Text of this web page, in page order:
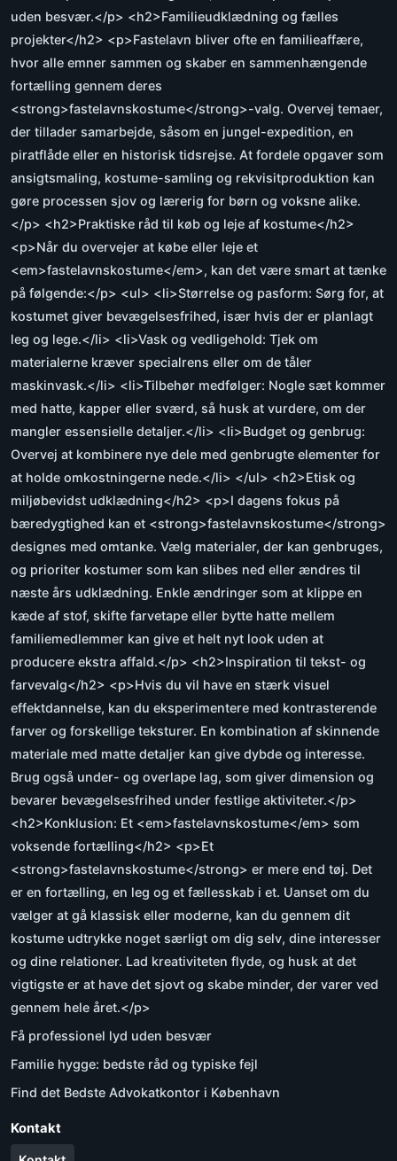
uden besvær.</p> <h2>Familieudklædning og fælles
projekter</h2> <p>Fastelavn bliver ofte en familieaffære,
hvor alle emner sammen og skaber en sammenhængende
fortælling gennem deres
<strong>fastelavnskostume</strong>-valg. Overvej temaer,
der tillader samarbejde, såsom en jungel-expedition, en
piratflåde eller en historisk tidsrejse. At fordele opgaver som
ansigtsmaling, kostume-samling og rekvisitproduktion kan
gøre processen sjov og lærerig for børn og voksne alike.
</p> <h2>Praktiske råd til køb og leje af kostume</h2>
<p>Når du overvejer at købe eller leje et
<em>fastelavnskostume</em>, kan det være smart at tænke
på følgende:</p> <ul> <li>Størrelse og pasform: Sørg for, at
kostumet giver bevægelsesfrihed, især hvis der er planlagt
leg og lege.</li> <li>Vask og vedligehold: Tjek om
materialerne kræver specialrens eller om de tåler
maskinvask.</li> <li>Tilbehør medfølger: Nogle sæt kommer
med hatte, kapper eller sværd, så husk at vurdere, om der
mangler essensielle detaljer.</li> <li>Budget og genbrug:
Overvej at kombinere nye dele med genbrugte elementer for
at holde omkostningerne nede.</li> </ul> <h2>Etisk og
miljøbevidst udklædning</h2> <p>I dagens fokus på
bæredygtighed kan et <strong>fastelavnskostume</strong>
designes med omtanke. Vælg materialer, der kan genbruges,
og prioriter kostumer som kan slibes ned eller ændres til
næste års udklædning. Enkle ændringer som at klippe en
kæde af stof, skifte farvetape eller bytte hatte mellem
familiemedlemmer kan give et helt nyt look uden at
producere ekstra affald.</p> <h2>Inspiration til tekst- og
farvevalg</h2> <p>Hvis du vil have en stærk visuel
effektdannelse, kan du eksperimentere med kontrasterende
farver og forskellige teksturer. En kombination af skinnende
materiale med matte detaljer kan give dybde og interesse.
Brug også under- og overlape lag, som giver dimension og
bevarer bevægelsesfrihed under festlige aktiviteter.</p>
<h2>Konklusion: Et <em>fastelavnskostume</em> som
voksende fortælling</h2> <p>Et
<strong>fastelavnskostume</strong> er mere end tøj. Det
er en fortælling, en leg og et fællesskab i et. Uanset om du
vælger at gå klassisk eller moderne, kan du gennem dit
kostume udtrykke noget særligt om dig selv, dine interesser
og dine relationer. Lad kreativiteten flyde, og husk at det
vigtigste er at have det sjovt og skabe minder, der varer ved
gennem hele året.</p>
Få professionel lyd uden besvær
Familie hygge: bedste råd og typiske fejl
Find det Bedste Advokatkontor i København
Kontakt